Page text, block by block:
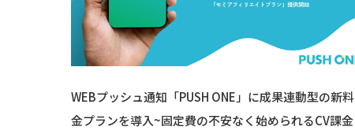
WEBプッシュ通知「PUSH ONE」に成果連動型の新料
金プランを導入~固定費の不安なく始められるCV課金